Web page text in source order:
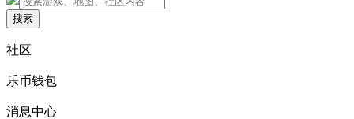
搜索
社区
乐币钱包
消息中心